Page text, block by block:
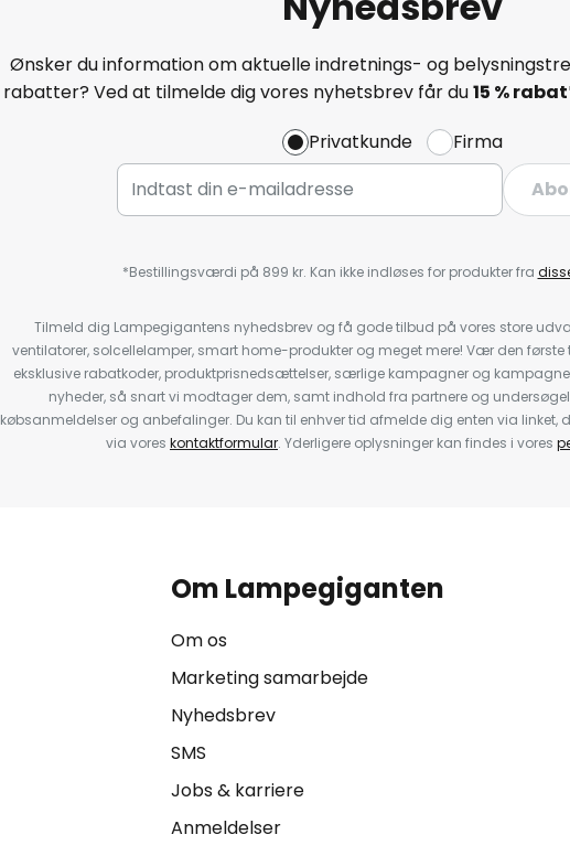
Ønsker du information om aktuelle indretnings- og
rabatter? Ved at tilmelde dig vores nyhetsbrev får du15 %
Privatkunde
Firma
*Bestillingsværdi på 899 kr. Kan ikke indløses for produkter fra
Tilmeld dig Lampegigantens nyhedsbrev og få gode tilbud på vores store
ventilatorer, solcellelamper, smart home-produkter og meget mere! Vær den
eksklusive rabatkoder, produktprisnedsættelser, særlige kampagner og
nyheder, så snart vi modtager dem, samt indhold fra partnere og
købsanmeldelser og anbefalinger. Du kan til enhver tid afmelde dig enten via linket,
via vores kontaktformular. Yderligere oplysninger kan findes i vores
Om Lampegiganten
Om os
Marketing samarbejde
Nyhedsbrev
SMS
Jobs & karriere
Anmeldelser